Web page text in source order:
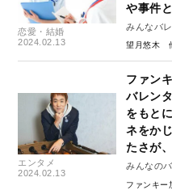
恋愛・結婚
2024.02.13
や事件
みんなバ
望月悠木
エンタメ
2024.02.13
ファン
バレン
をもと
ネをか
たさが
みんなの
ファンキー